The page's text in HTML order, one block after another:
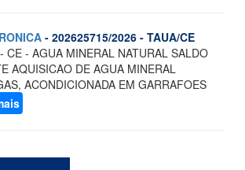
- 202625715/2026 - TAUA/CE
- AGUA MINERAL NATURAL SALDO
AQUISICAO DE AGUA MINERAL
ACONDICIONADA EM GARRAFOES